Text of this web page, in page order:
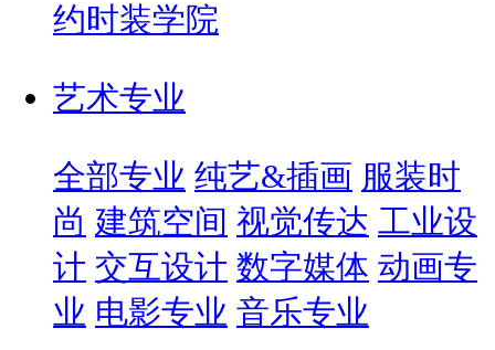
约时装学院
艺术专业
全部专业 纯艺&插画 服装时
尚 建筑空间 视觉传达 工业设
计 交互设计 数字媒体 动画专
业 电影专业 音乐专业